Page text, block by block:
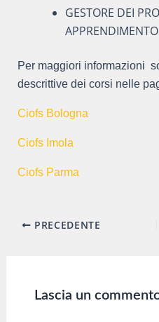
GESTORE DEI
Per maggiori informazioni
descrittive dei corsi nelle
Ciofs Bologna
Ciofs Imola
Ciofs Parma
Navigazione
PRECEDENTE
Lascia un